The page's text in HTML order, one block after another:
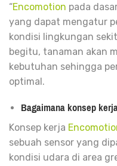
“Encomotion pada
yang dapat mengatur
kondisi lingkungan
begitu, tanaman akan
kebutuhan sehingga
optimal.
Bagaimana konsep
Konsep kerja
sebuah sensor yang
kondisi udara di area